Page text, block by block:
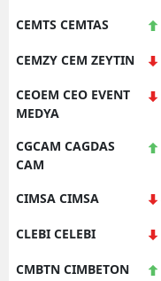
CEMTS CEMTAS
CEMZY CEM ZEYTIN
CEOEM CEO EVENT
MEDYA
CGCAM CAGDAS
CAM
CIMSA CIMSA
CLEBI CELEBI
CMBTN CIMBETON